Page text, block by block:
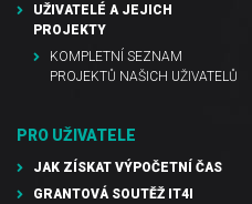
UŽIVATELÉ A JEJICH
PROJEKTY
KOMPLETNÍ SEZNAM
PROJEKTŮ NAŠICH UŽIVATELŮ
PRO UŽIVATELE
JAK ZÍSKAT VÝPOČETNÍ ČAS
GRANTOVÁ SOUTĚŽ IT4I